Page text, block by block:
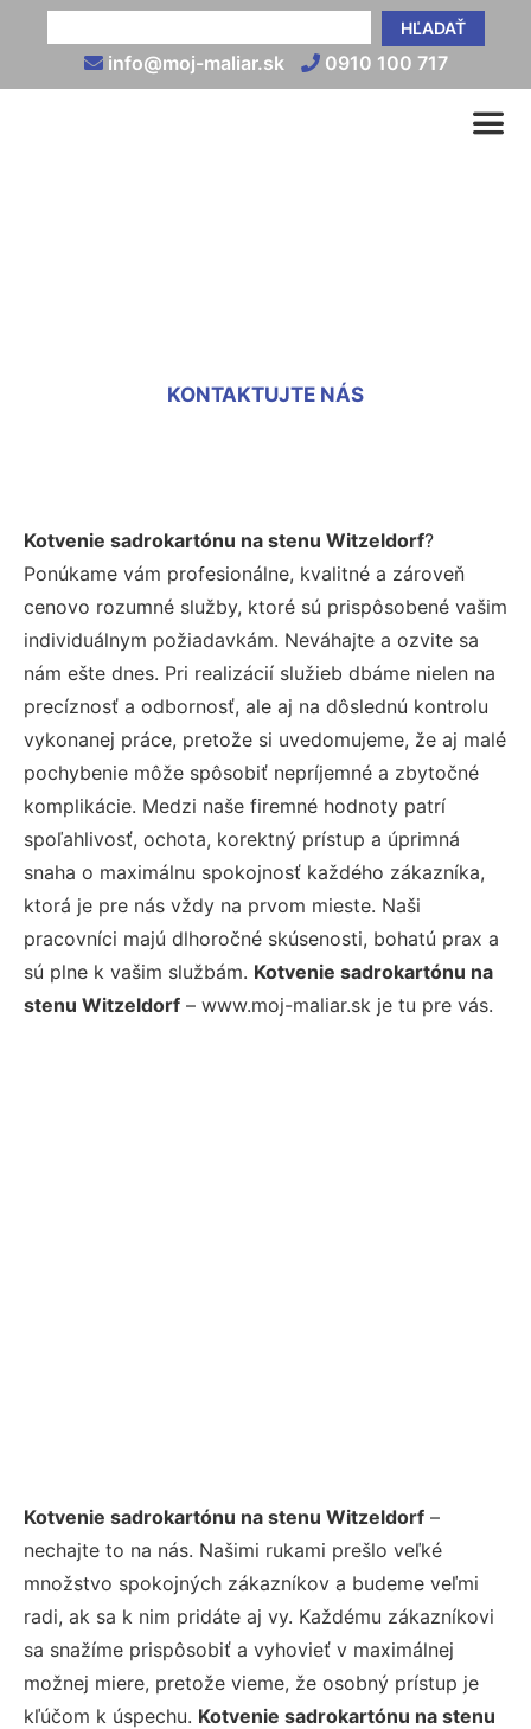
HĽADAŤ
info@moj-maliar.sk 0910 100 717
KONTAKTUJTE NÁS
Kotvenie sadrokartónu na stenu Witzeldorf?
Ponúkame vám profesionálne, kvalitné a zároveň
cenovo rozumné služby, ktoré sú prispôsobené vašim
individuálnym požiadavkám. Neváhajte a ozvite sa
nám ešte dnes. Pri realizácií služieb dbáme nielen na
precíznosť a odbornosť, ale aj na dôslednú kontrolu
vykonanej práce, pretože si uvedomujeme, že aj malé
pochybenie môže spôsobiť nepríjemné a zbytočné
komplikácie. Medzi naše firemné hodnoty patrí
spoľahlivosť, ochota, korektný prístup a úprimná
snaha o maximálnu spokojnosť každého zákazníka,
ktorá je pre nás vždy na prvom mieste. Naši
pracovníci majú dlhoročné skúsenosti, bohatú prax a
sú plne k vašim službám. Kotvenie sadrokartónu na
stenu Witzeldorf – www.moj-maliar.sk je tu pre vás.
Kotvenie sadrokartónu na stenu Witzeldorf –
nechajte to na nás. Našimi rukami prešlo veľké
množstvo spokojných zákazníkov a budeme veľmi
radi, ak sa k nim pridáte aj vy. Každému zákazníkovi
sa snažíme prispôsobiť a vyhovieť v maximálnej
možnej miere, pretože vieme, že osobný prístup je
kľúčom k úspechu. Kotvenie sadrokartónu na stenu